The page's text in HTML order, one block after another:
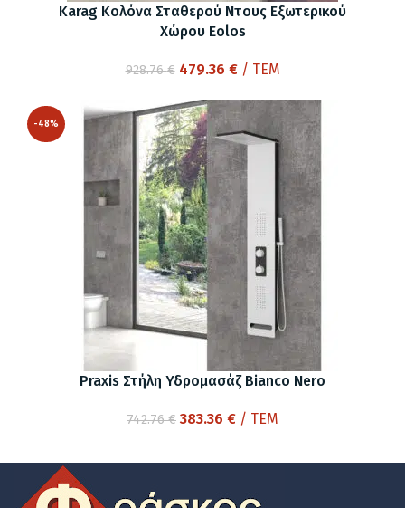
Karag Κολόνα Σταθερού Ντους Εξωτερικού
Χώρου Eolos
928.76€ Original
was:
928.76 €.
479.36 €Η
τιμή
είναι:
479.36 €.
/ ΤΕΜ
-48%
Praxis Στήλη Υδρομασάζ Bianco Nero
742.76€ Original
383.36 €Η
383.36 €.
/ ΤΕΜ